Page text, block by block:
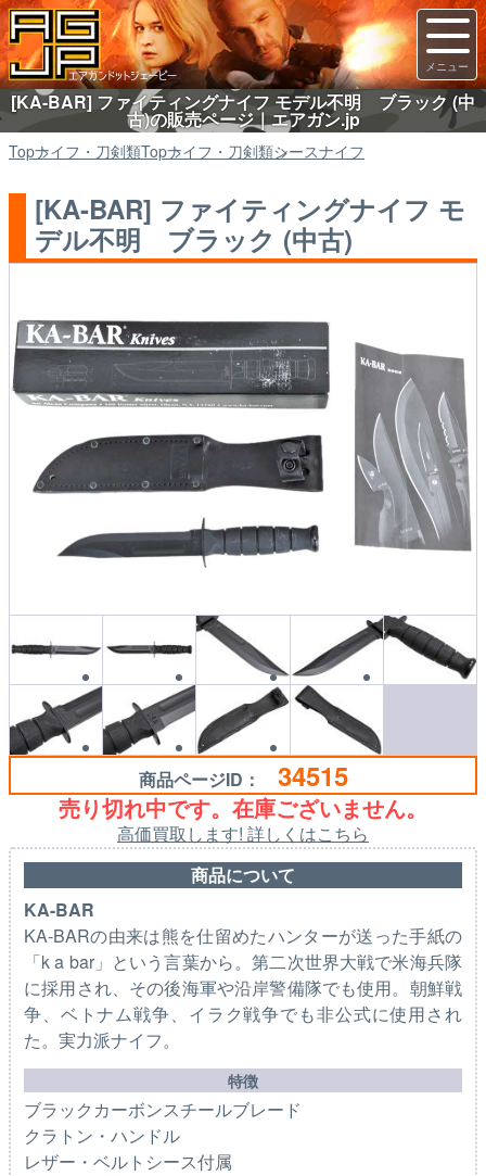
[KA-BAR] ファイティングナイフ モデル不明 ブラック (中
古)の販売ページ｜エアガン.jp
Topナイフ・刀剣類Topナイフ・刀剣類シースナイフ
[KA-BAR] ファイティングナイフ モ
デル不明 ブラック (中古)
商品ページID： 34515
売り切れ中です。在庫ございません。
高価買取します! 詳しくはこちら
商品について
KA-BAR
KA-BARの由来は熊を仕留めたハンターが送った手紙の
「k a bar」という言葉から。第二次世界大戦で米海兵隊
に採用され、その後海軍や沿岸警備隊でも使用。朝鮮戦
争、ベトナム戦争、イラク戦争でも非公式に使用され
た。実力派ナイフ。
特徴
ブラックカーボンスチールブレード
クラトン・ハンドル
レザー・ベルトシース付属